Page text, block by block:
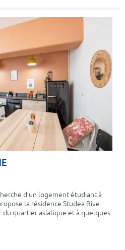
d’un logement étudiant à
la résidence Studea Rive
quartier asiatique et à quelques